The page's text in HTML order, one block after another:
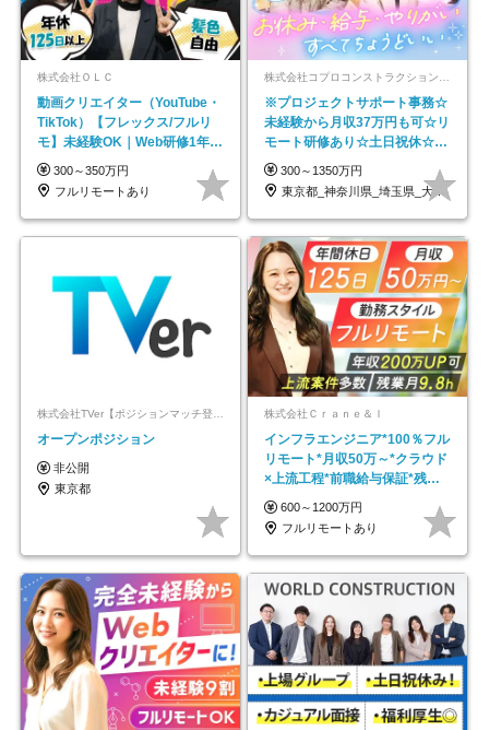
株式会社ＯＬＣ
動画クリエイター（YouTube・
TikTok）【フレックス/フルリ
モ】未経験OK｜Web研修1年間
｜副業OK
300～350万円
フルリモートあり
※プロジェクトサポート事務☆
未経験から月収37万円も可☆リ
モート研修あり☆土日祝休☆20
代～30代活躍/b
300～1350万円
東京都_神奈川県_埼玉県_大阪府_愛知県…
株式会社TVer【ポジションマッチ登録】
オープンポジション
非公開
東京都
株式会社Ｃｒａｎｅ＆Ｉ
インフラエンジニア*100％フル
リモート*月収50万～*クラウド
×上流工程*前職給与保証*残業
月9.8h
600～1200万円
フルリモートあり